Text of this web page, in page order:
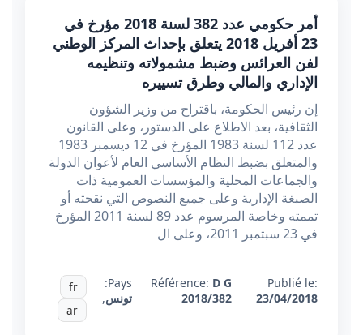
أمر حكومي عدد 382 لسنة 2018 مؤرخ في
23 أفريل 2018 يتعلق بإحداث المركز الوطني
لفن العرائس وضبط مشمولاته وتنظيمه
الإداري والمالي وطرق تسييره
إن رئيس الحكومة، باقتراح من وزير الشؤون
الثقافية، بعد الاطلاع على الدستور، وعلى القانون
عدد 112 لسنة 1983 المؤرخ في 12 ديسمبر 1983
والمتعلق بضبط النظام الأساسي العام لأعوان الدولة
والجماعات المحلية والمؤسسات العمومية ذات
الصبغة الإدارية وعلى جميع النصوص التي نقحته أو
تممته وخاصة المرسوم عدد 89 لسنة 2011 المؤرخ
في 23 سبتمبر 2011، وعلى ال
Publié le:
23/04/2018
Référence: D G
2018/382
Pays:
تونس,
fr
ar